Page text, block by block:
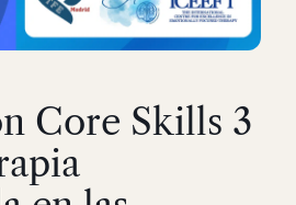
Core Skills 3